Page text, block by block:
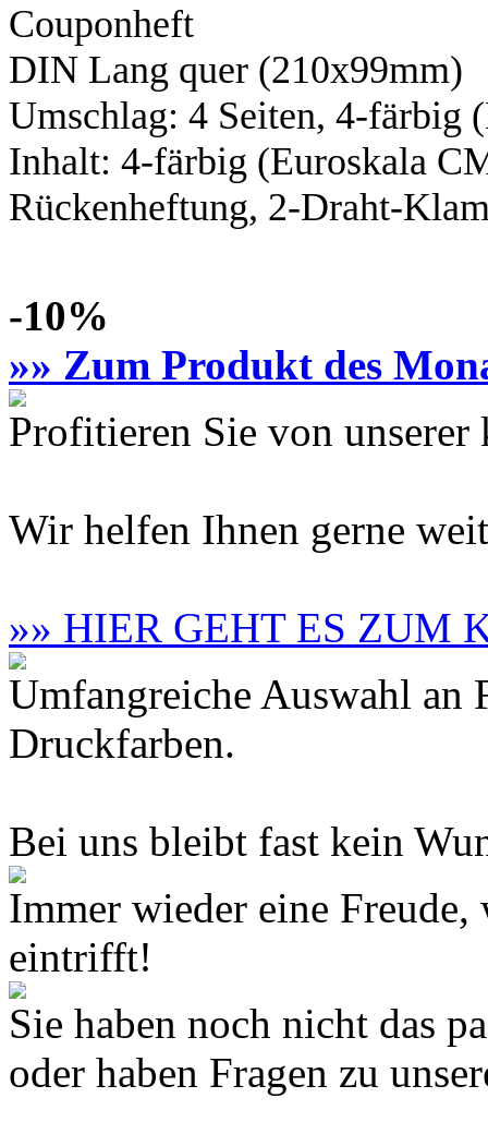
Couponheft
DIN Lang quer (210x99mm)
Umschlag: 4 Seiten, 4-färbig
Inhalt: 4-färbig (Euroskala
Rückenheftung, 2-Draht-
-10%
»» Zum Produkt des
Profitieren Sie von unserer
Wir helfen Ihnen gerne
»» HIER GEHT ES ZUM
Umfangreiche Auswahl an
Druckfarben.
Bei uns bleibt fast kein
Immer wieder eine
eintrifft!
Sie haben noch nicht das
oder haben Fragen zu